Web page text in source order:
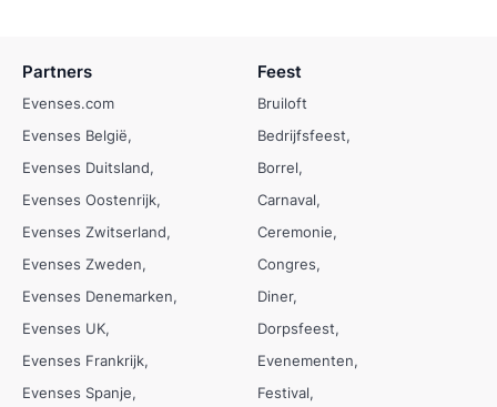
Partners
Evenses.com
Evenses België
Evenses Duitsland
Evenses Oostenrijk
Evenses Zwitserland
Evenses Zweden
Evenses Denemarken
Evenses UK
Evenses Frankrijk
Evenses Spanje
Feest
Bruiloft
Bedrijfsfeest
Borrel
Carnaval
Ceremonie
Congres
Diner
Dorpsfeest
Evenementen
Festival